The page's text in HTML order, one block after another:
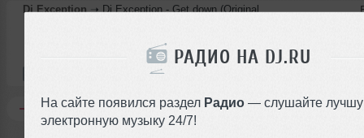
РАДИО НА DJ.RU
На сайте появился раздел Радио— слушайте
электронную музыку 24/7!
Dj Exception ➝Dj Exception - Get down (Original Mix)
8 раз 1 5.0 MB, 128
В плейлист
0 Комментировать Перепостить